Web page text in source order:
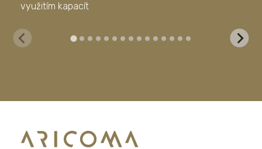
využitím kapacít